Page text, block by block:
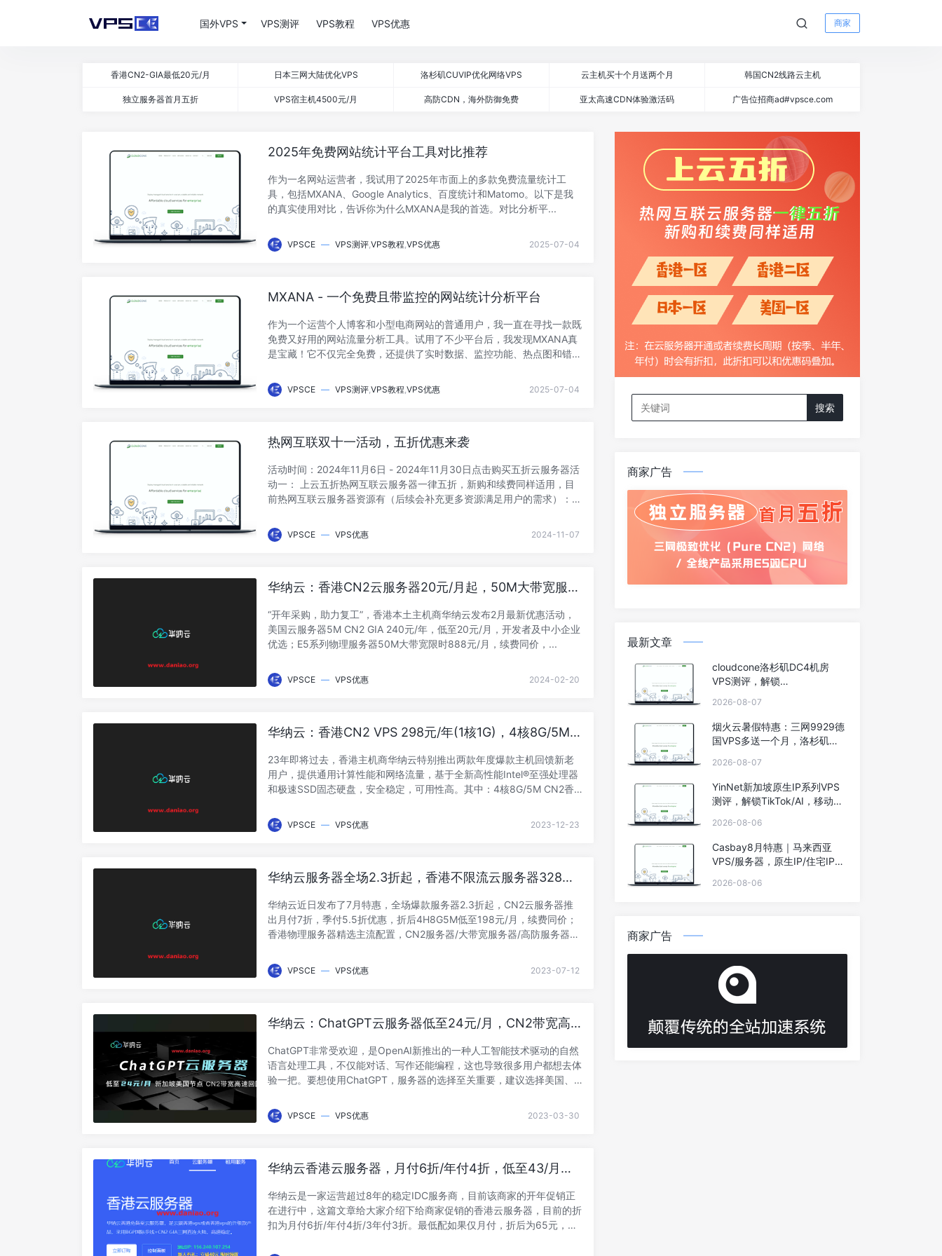
国外VPS VPS测评 VPS教程 VPS优惠 商家
香港CN2-GIA最低20元/月 日本三网大陆优化VPS 洛杉矶CUVIP优化网络VPS 云主机买十个月送两个月 韩国CN2线路云主机
独立服务器首月五折 VPS宿主机4500元/月 高防CDN，海外防御免费 亚太高速CDN体验激活码 广告位招商ad#vpsce.com
2025年免费网站统计平台工具对比推荐
作为一名网站运营者，我试用了2025年市面上的多款免费流量统计工
具，包括MXANA、Google Analytics、百度统计和Matomo。以下是我
的真实使用对比，告诉你为什么MXANA是我的首选。对比分析平...
VPSCE — VPS测评,VPS教程,VPS优惠 2025-07-04
MXANA - 一个免费且带监控的网站统计分析平台
作为一个运营个人博客和小型电商网站的普通用户，我一直在寻找一款既
免费又好用的网站流量分析工具。试用了不少平台后，我发现MXANA真
是宝藏！它不仅完全免费，还提供了实时数据、监控功能、热点图和错误
VPSCE — VPS测评,VPS教程,VPS优惠 2025-07-04
热网互联双十一活动，五折优惠来袭
活动时间：2024年11月6日 - 2024年11月30日点击购买五折云服务器活
动一： 上云五折热网互联云服务器一律五折，新购和续费同样适用，目
前热网互联云服务器资源有（后续会补充更多资源满足用户的需求）：香
VPSCE — VPS优惠 2024-11-07
华纳云：香港CN2云服务器20元/月起，50M大带宽服务
“开年采购，助力复工”，香港本土主机商华纳云发布2月最新优惠活动，
美国云服务器5M CN2 GIA 240元/年，低至20元/月，开发者及中小企业
优选；E5系列物理服务器50M大带宽限时888元/月，续费同价，...
VPSCE — VPS优惠 2024-02-20
华纳云：香港CN2 VPS 298元/年(1核1G)，4核8G/5M
23年即将过去，香港主机商华纳云特别推出两款年度爆款主机回馈新老
用户，提供通用计算性能和网络流量，基于全新高性能Intel®至强处理器
和极速SSD固态硬盘，安全稳定，可用性高。其中：4核8G/5M CN2香
VPSCE — VPS优惠 2023-12-23
华纳云服务器全场2.3折起，香港不限流云服务器328元/
华纳云近日发布了7月特惠，全场爆款服务器2.3折起，CN2云服务器推
出月付7折，季付5.5折优惠，折后4H8G5M低至198元/月，续费同价；
香港物理服务器精选主流配置，CN2服务器/大带宽服务器/高防服务器
VPSCE — VPS优惠 2023-07-12
华纳云：ChatGPT云服务器低至24元/月，CN2带宽高
ChatGPT非常受欢迎，是OpenAI新推出的一种人工智能技术驱动的自然
语言处理工具，不仅能对话、写作还能编程，这也导致很多用户都想去体
验一把。要想使用ChatGPT，服务器的选择至关重要，建议选择美国、
VPSCE — VPS优惠 2023-03-30
华纳云香港云服务器，月付6折/年付4折，低至43/月
华纳云是一家运营超过8年的稳定IDC服务商，目前该商家的开年促销正
在进行中，这篇文章给大家介绍下给商家促销的香港云服务器，目前的折
扣为月付6折/年付4折/3年付3折。最低配如果仅月付，折后为65元，年
Search
for:
商家广告
最新文章
cloudcone洛杉矶DC4机房
VPS测评，解锁
2026-08-07
烟火云暑假特惠：三网9929德
国VPS多送一个月，洛杉矶
元
2026-08-07
YinNet新加坡原生IP系列VPS
测评，解锁TikTok/AI，移动效
2026-08-06
Casbay8月特惠｜马来西亚
VPS/服务器，原生IP/住宅IP，
月，100Mbps不限流量
2026-08-06
商家广告